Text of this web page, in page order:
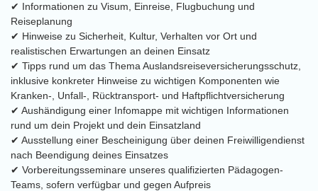
✔ Informationen zu Visum, Einreise, Flugbuchung und
Reiseplanung
✔ Hinweise zu Sicherheit, Kultur, Verhalten vor Ort und
realistischen Erwartungen an deinen Einsatz
✔ Tipps rund um das Thema Auslandsreiseversicherungsschutz,
inklusive konkreter Hinweise zu wichtigen Komponenten wie
Kranken-, Unfall-, Rücktransport- und Haftpflichtversicherung
✔ Aushändigung einer Infomappe mit wichtigen Informationen
rund um dein Projekt und dein Einsatzland
✔ Ausstellung einer Bescheinigung über deinen Freiwilligendienst
nach Beendigung deines Einsatzes
✔ Vorbereitungsseminare unseres qualifizierten Pädagogen-
Teams, sofern verfügbar und gegen Aufpreis